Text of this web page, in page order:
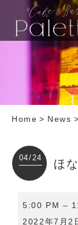
Home > News >
04/24 ほ
5:00 PM –
2022年7月2